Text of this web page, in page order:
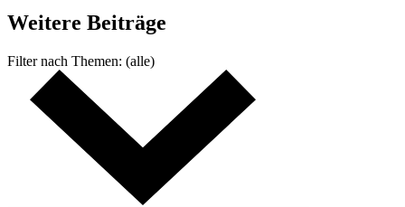
Weitere Beiträge
Filter nach Themen: (alle)